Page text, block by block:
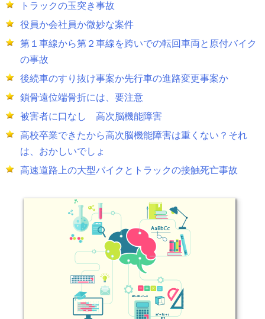
トラックの玉突き事故
役員か会社員か微妙な案件
第１車線から第２車線を跨いでの転回車両と原付バイク
の事故
後続車のすり抜け事案か先行車の進路変更事案か
鎖骨遠位端骨折には、要注意
被害者に口なし 高次脳機能障害
高校卒業できたから高次脳機能障害は重くない？それ
は、おかしいでしょ
高速道路上の大型バイクとトラックの接触死亡事故